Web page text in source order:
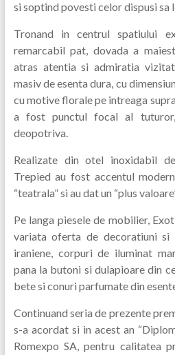
si soptind povesti celor dispusi sa
Tronand in centrul spatiului
remarcabil pat, dovada a
atras atentia si admiratia
masiv de esenta dura, cu
cu motive florale pe intreaga
a fost punctul focal al
deopotriva.
Realizate din otel inoxidabil
Trepied au fost accentul
“teatrala” si au dat un “plus
Pe langa piesele de mobilier,
variata oferta de decoratiuni si
iraniene, corpuri de iluminat
pana la butoni si dulapioare din
bete si conuri parfumate din
Continuand seria de prezente
s-a acordat si in acest an
Romexpo SA, pentru calitatea